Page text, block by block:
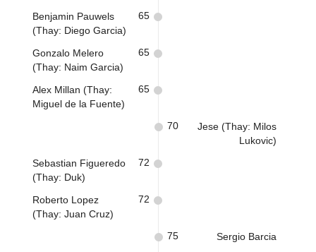
Benjamin Pauwels
(Thay: Diego Garcia)
65
Gonzalo Melero
(Thay: Naim Garcia)
65
Alex Millan (Thay:
Miguel de la Fuente)
65
Jese (Thay: Milos
Lukovic)
70
Sebastian Figueredo
(Thay: Duk)
72
Roberto Lopez
(Thay: Juan Cruz)
72
Sergio Barcia
75